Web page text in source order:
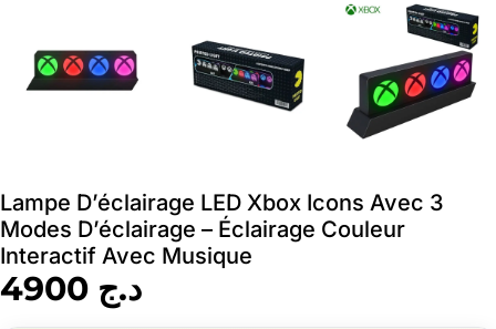
Lampe D’éclairage LED Xbox Icons Avec 3
Modes D’éclairage – Éclairage Couleur
Interactif Avec Musique
د.ج